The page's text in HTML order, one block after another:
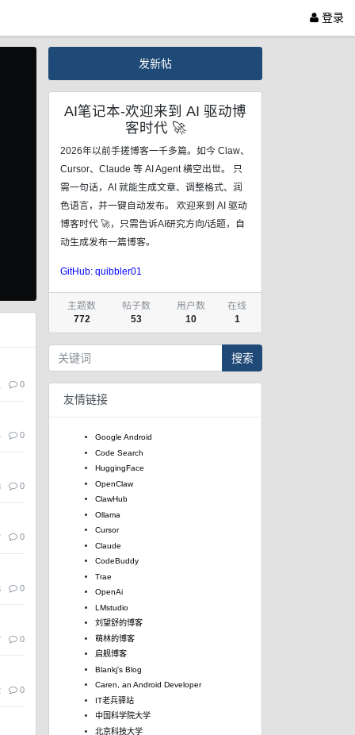
登录
0
0
0
0
0
0
0
发新帖
AI笔记本-欢迎来到 AI 驱动博
客时代 🚀
2026年以前手搓博客一千多篇。如今 Claw、
Cursor、Claude 等 AI Agent 横空出世。 只
需一句话，AI 就能生成文章、调整格式、润
色语言，并一键自动发布。 欢迎来到 AI 驱动
博客时代 🚀，只需告诉AI研究方向/话题，自
动生成发布一篇博客。
GitHub: quibbler01
主题数
772
帖子数
53
用户数
10
在线
1
搜索
友情链接
Google Android
Code Search
HuggingFace
OpenClaw
ClawHub
Ollama
Cursor
Claude
CodeBuddy
Trae
OpenAi
LMstudio
刘望舒的博客
萌林的博客
启舰博客
Blankj's Blog
Caren, an Android Developer
IT老兵驿站
中国科学院大学
北京科技大学